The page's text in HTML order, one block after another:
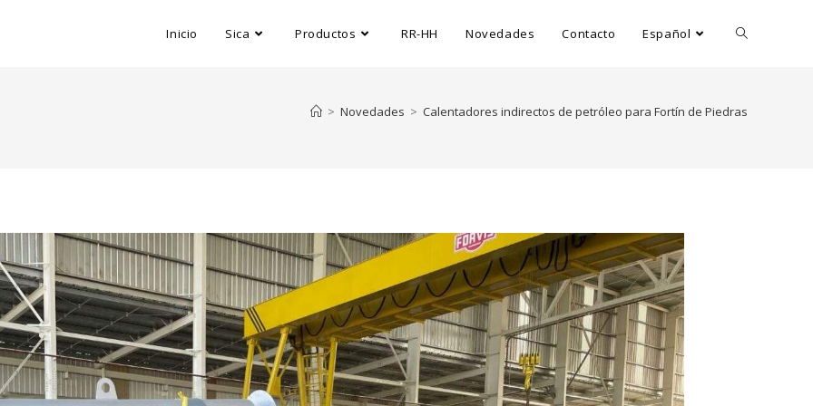
Inicio Sica Productos RR-HH Novedades Contacto Español
> Novedades > Calentadores indirectos de petróleo para Fortín de Piedras